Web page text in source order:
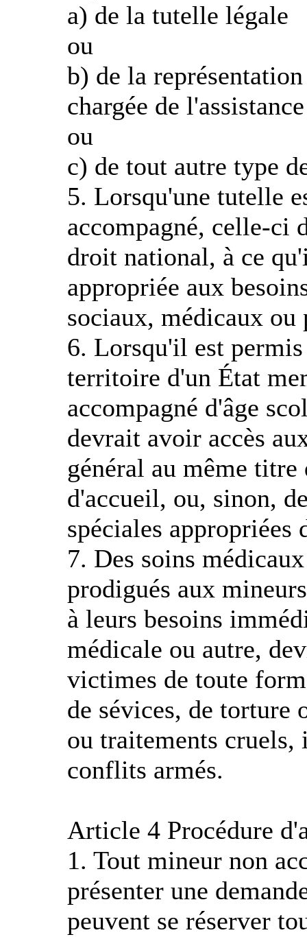
a) de la tutelle légale
ou
b) de la
chargée de
ou
c) de tout autre type
5. Lorsqu'une tutelle
accompagné, celle-ci
droit national, à ce
appropriée aux
sociaux, médicaux
6. Lorsqu'il est
territoire d'un État
accompagné d'âge
devrait avoir accès
général au même titre
d'accueil, ou, sinon,
spéciales
7. Des soins
prodigués aux
à leurs besoins
médicale ou autre,
victimes de toute
de sévices, de torture
ou traitements cruels,
conflits armés.
Article 4 Procédure
1. Tout mineur non
présenter une
peuvent se réserver